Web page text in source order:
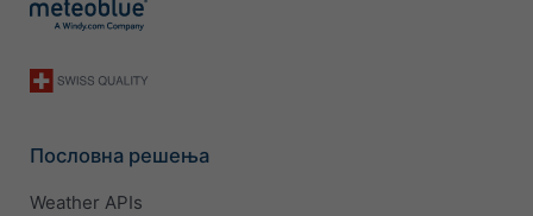
Пословна решења
Weather APIs